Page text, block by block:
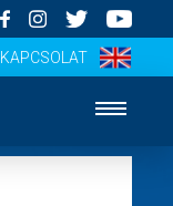
KAPCSOLAT